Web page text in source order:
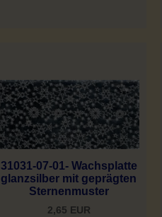
31031-07-01- Wachsplatte
glanzsilber mit geprägten
Sternenmuster
2,65 EUR